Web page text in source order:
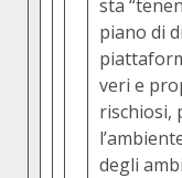
sta
piano di
veri e
rischiosi,
degli